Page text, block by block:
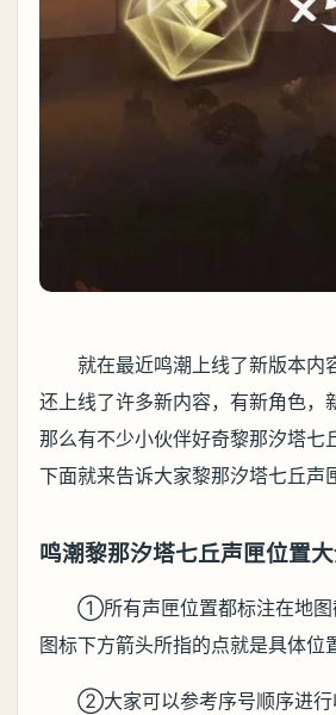
就在最近鸣潮上线了新版本内
还上线了许多新内容，有新角色，
那么有不少小伙伴好奇黎那汐塔七
下面就来告诉大家黎那汐塔七丘声
鸣潮黎那汐塔七丘声匣位置
①所有声匣位置都标注在地图
图标下方箭头所指的点就是具体位
②大家可以参考序号顺序进行